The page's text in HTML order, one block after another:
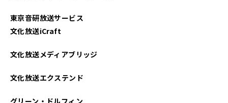
東京音研放送サービス
文化放送iCraft
文化放送メディアブリッジ
文化放送エクステンド
グリーン・ドルフィン